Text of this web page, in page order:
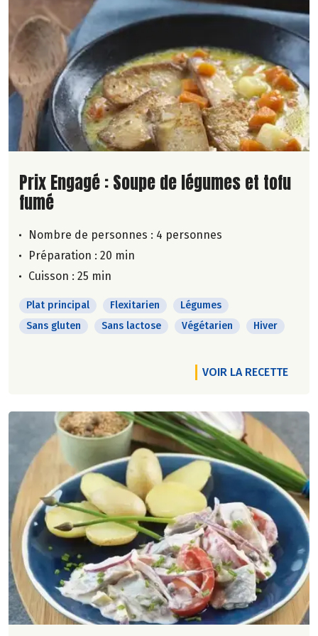
Lire la suite de la recette
Prix Engagé : Soupe de légumes et tofu
fumé
Nombre de personnes : 4 personnes
Préparation : 20 min
Cuisson : 25 min
Plat principal Flexitarien
Légumes
Sans gluten
Sans lactose Végétarien Hiver
VOIR LA RECETTE